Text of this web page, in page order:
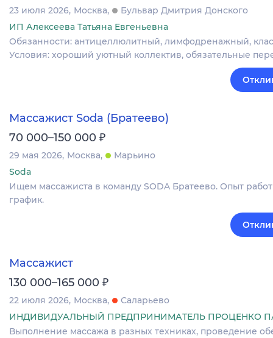
23 июля 2026 Москва
Бульвар Дмитрия Донского
ИП Алексеева Татьяна Евгеньевна
Обязанности: антицеллюлитный, лимфодренажный,
Условия: хороший уютный коллектив, обязательные
Массажист Soda (Братеево)
70 000–150 000 ₽
29 мая 2026 Москва
Марьино
Soda
Ищем массажиста в команду SODA Братеево. Опыт
график.
Массажист
130 000–165 000 ₽
22 июля 2026 Москва
Саларьево
ИНДИВИДУАЛЬНЫЙ ПРЕДПРИНИМАТЕЛЬ ПРОЦЕНКО
Выполнение массажа в разных техниках, проведение